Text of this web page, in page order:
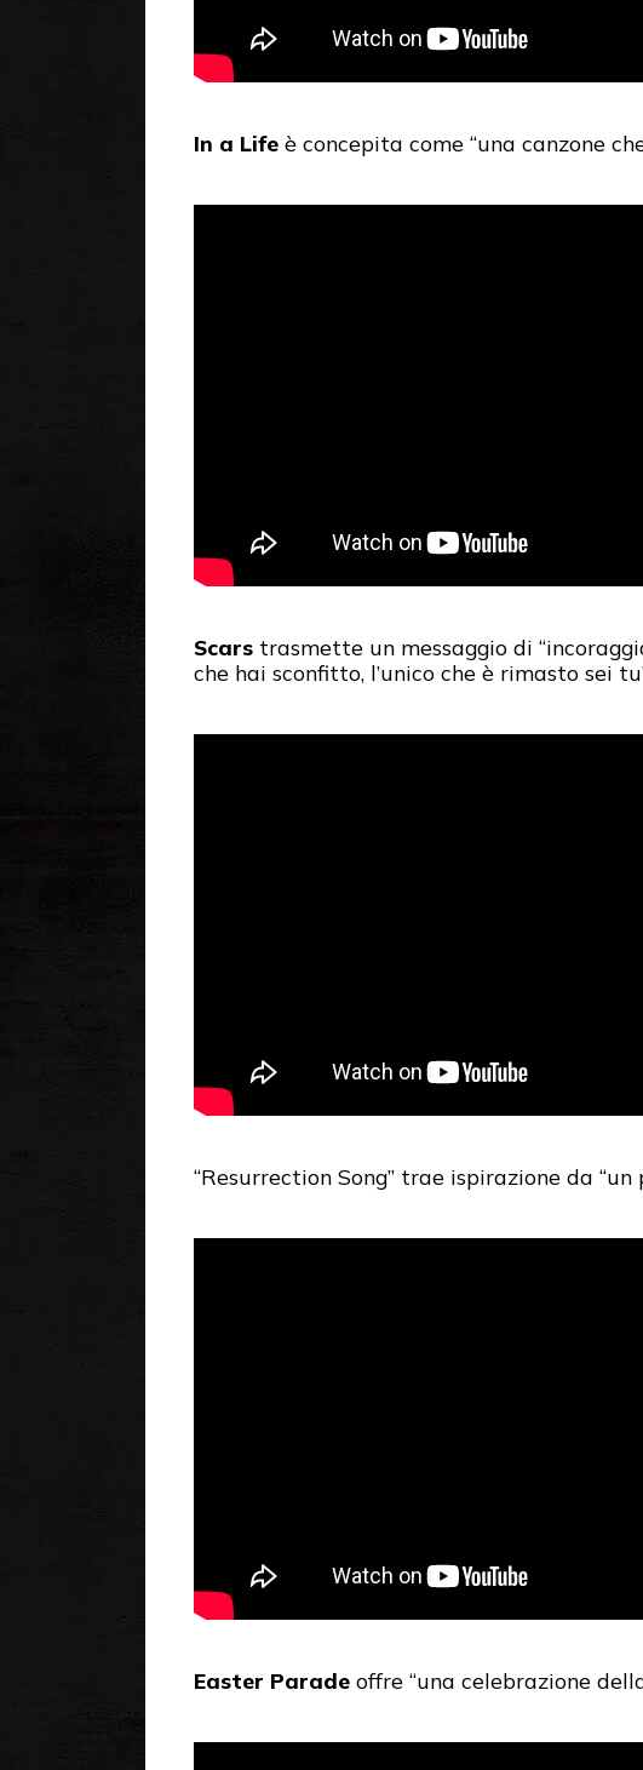
In a Life è concepita come “una canzone
Scars trasmette un messaggio di
che hai sconfitto, l’unico che è rimasto sei
“Resurrection Song” trae ispirazione da
Easter Parade offre “una celebrazione